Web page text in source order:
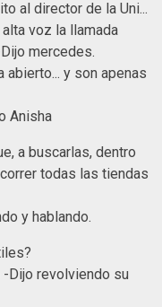
al director de la Uni...
voz la llamada
mercedes.
abierto... y son apenas
Anisha
a buscarlas, dentro
todas las tiendas
y hablando.
-Dijo revolviendo su